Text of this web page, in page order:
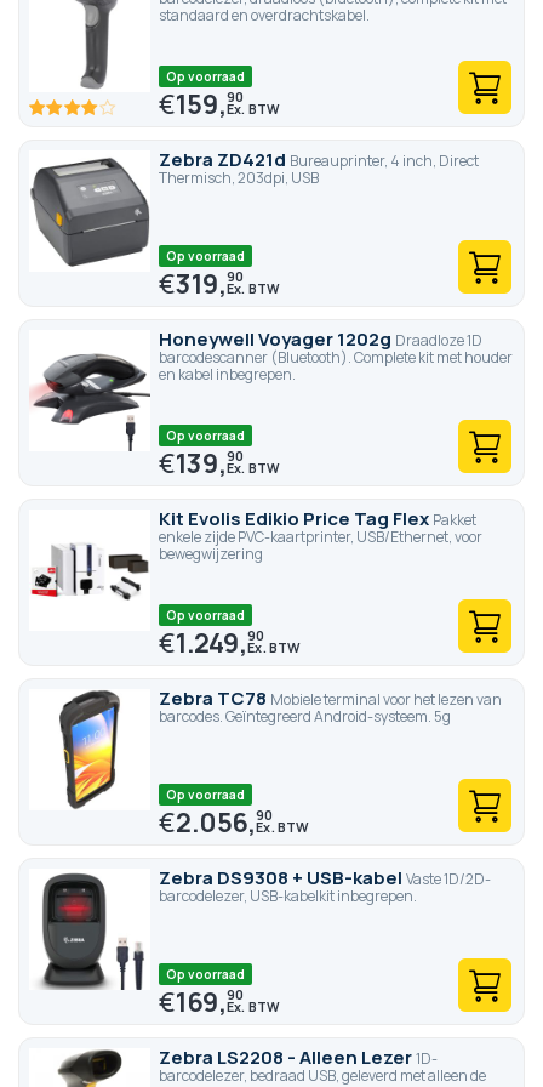
standaard en overdrachtskabel.
80 100
Op voorraad
€159,90
Zebra ZD421d Bureauprinter, 4 inch, Direct
Thermisch, 203dpi, USB
Op voorraad
€319,90
Honeywell Voyager 1202g Draadloze 1D
barcodescanner (Bluetooth). Complete kit met houder
en kabel inbegrepen.
Op voorraad
€139,90
Kit Evolis Edikio Price Tag Flex Pakket
enkele zijde PVC-kaartprinter, USB/Ethernet, voor
bewegwijzering
Op voorraad
€1.249,90
Zebra TC78 Mobiele terminal voor het lezen van
barcodes. Geïntegreerd Android-systeem. 5g
Op voorraad
€2.056,90
Zebra DS9308 + USB-kabel Vaste 1D/2D-
barcodelezer, USB-kabelkit inbegrepen.
Op voorraad
€169,90
Zebra LS2208 - Alleen Lezer1D-
barcodelezer, bedraad USB, geleverd met alleen de